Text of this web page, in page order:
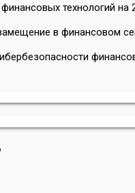
технологий на
в финансовом